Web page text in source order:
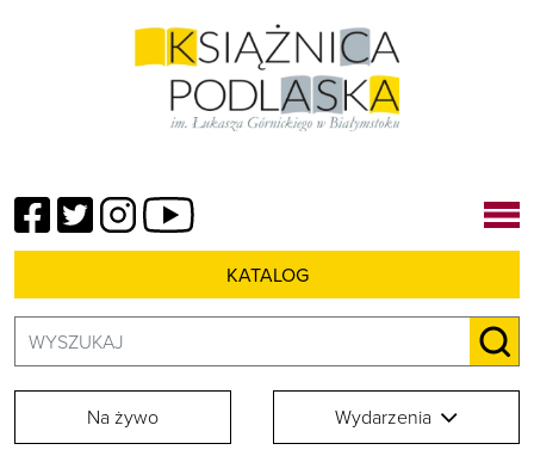
KATALOG
Facebook
TwitterInstagram
YouTube
Na żywo Wydarzenia